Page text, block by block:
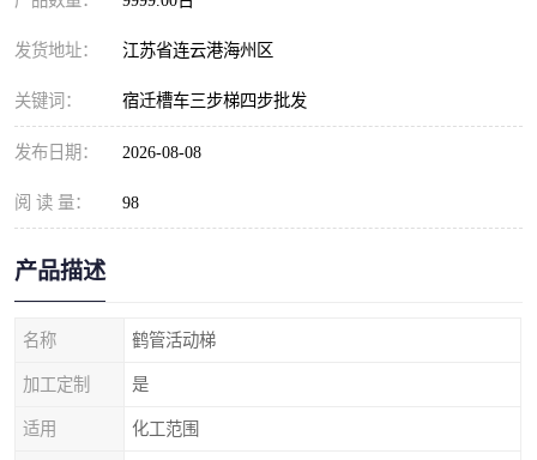
发货地址： 江苏省连云港海州区
关键词： 宿迁槽车三步梯四步批发
发布日期： 2026-08-08
阅 读 量： 98
产品描述
名称 鹤管活动梯
加工定制 是
适用 化工范围